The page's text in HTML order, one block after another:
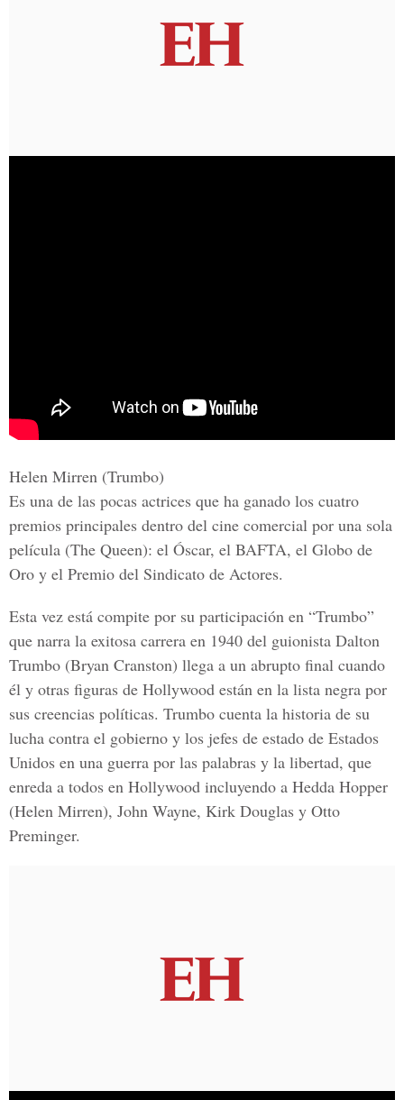
Helen Mirren (Trumbo)
Es una de las pocas actrices que ha ganado los cuatro
premios principales dentro del cine comercial por una sola
película (The Queen): el Óscar, el BAFTA, el Globo de
Oro y el Premio del Sindicato de Actores.
Esta vez está compite por su participación en “Trumbo”
que narra la exitosa carrera en 1940 del guionista Dalton
Trumbo (Bryan Cranston) llega a un abrupto final cuando
él y otras figuras de Hollywood están en la lista negra por
sus creencias políticas. Trumbo cuenta la historia de su
lucha contra el gobierno y los jefes de estado de Estados
Unidos en una guerra por las palabras y la libertad, que
enreda a todos en Hollywood incluyendo a Hedda Hopper
(Helen Mirren), John Wayne, Kirk Douglas y Otto
Preminger.